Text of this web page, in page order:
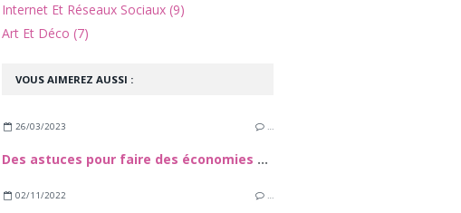
VOUS AIMEREZ AUSSI :
26/03/2023 …
Des astuces pour faire des économies sur les billets d’avion ?
02/11/2022 …
Internet Et Réseaux Sociaux (9)
Art Et Déco (7)